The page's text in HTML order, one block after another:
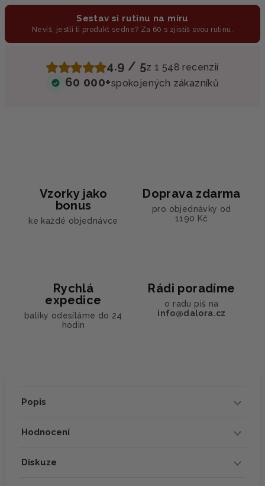
Sestav si rutinu na míru
Nevíš, jestli ti produkt sedne? Za 60 s zjistíš svou rutinu.
4.9 / 5z 1 548 recenzií
60 000+spokojených zákazníků
Vzorky jako
bonus
ke každé objednávce
Doprava zdarma
pro objednávky od
1190 Kč
Rychlá
expedice
balíky odesíláme do 24
hodin
Rádi poradíme
o radu piš na
info@dalora.cz
Popis
Hodnocení
Diskuze